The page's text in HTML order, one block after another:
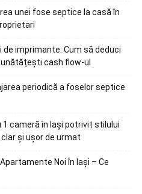
unei fose septice la casă în
de imprimante: Cum să deduci
cash flow-ul
periodică a foselor septice
cameră în Iași potrivit stilului
și ușor de urmat
Noi în Iași – Ce